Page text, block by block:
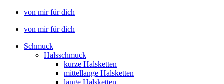
von mir für dich
von mir für dich
Schmuck
Halsschmuck
kurze Halsketten
mittellange Halsketten
lange Halsketten